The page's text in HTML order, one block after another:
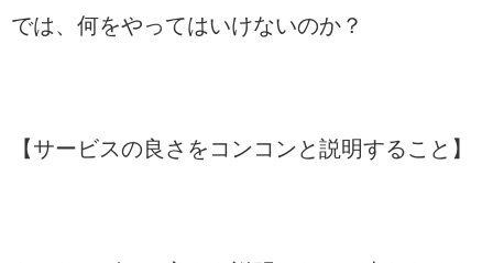
では、何をやってはいけないのか？
【サービスの良さをコンコンと説明すること】